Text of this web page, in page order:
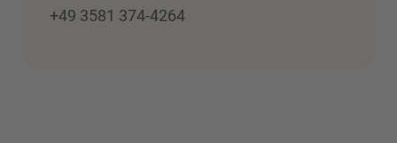
+49 3581 374-4264